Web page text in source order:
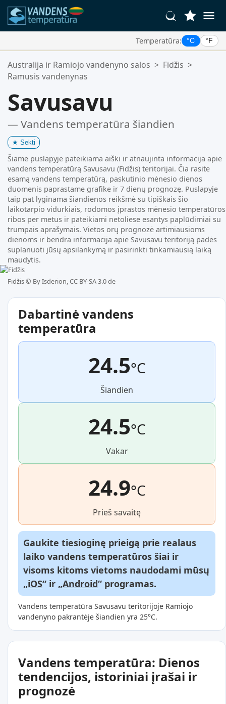
Temperatūra: °C °F
Jūsų Mėgstamiausios Vietos:
Jūsų mėgstamiausių sąrašas yra tuščias.
Australija ir Ramiojo vandenyno salos > Fidžis >
Ramusis vandenynas
Savusavu
— Vandens temperatūra šiandien
★ Sekti
Šiame puslapyje pateikiama aiški ir atnaujinta informacija apie
vandens temperatūrą Savusavu (Fidžis) teritorijai. Čia rasite
esamą vandens temperatūrą, paskutinio mėnesio dienos
duomenis paprastame grafike ir 7 dienų prognozę. Puslapyje
taip pat lyginama šiandienos reikšmė su tipiškais šio
laikotarpio vidurkiais, rodomos įprastos mėnesio temperatūros
ribos per metus ir pateikiami netoliese esantys paplūdimiai su
trumpais aprašymais. Vietos orų prognozė artimiausioms
dienoms ir bendra informacija apie Savusavu teritoriją padės
suplanuoti jūsų apsilankymą ir pasirinkti tinkamiausią laiką
maudytis.
Fidžis © By Isderion, CC BY-SA 3.0 de
Dabartinė vandens
temperatūra
24.5°C
Šiandien
24.5°C
Vakar
24.9°C
Prieš savaitę
Gaukite tiesioginę prieigą prie realaus
laiko vandens temperatūros šiai ir
visoms kitoms vietoms naudodami mūsų
„iOS“ ir „Android“ programas.
Vandens temperatūra Savusavu teritorijoje Ramiojo
vandenyno pakrantėje šiandien yra 25°C.
Vandens temperatūra: Dienos
tendencijos, istoriniai įrašai ir
prognozė